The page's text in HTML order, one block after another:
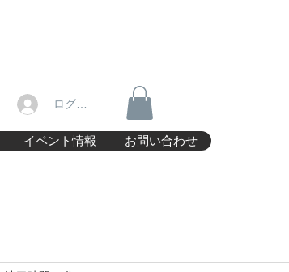
ログイン
イベント情報 お問い合わせ